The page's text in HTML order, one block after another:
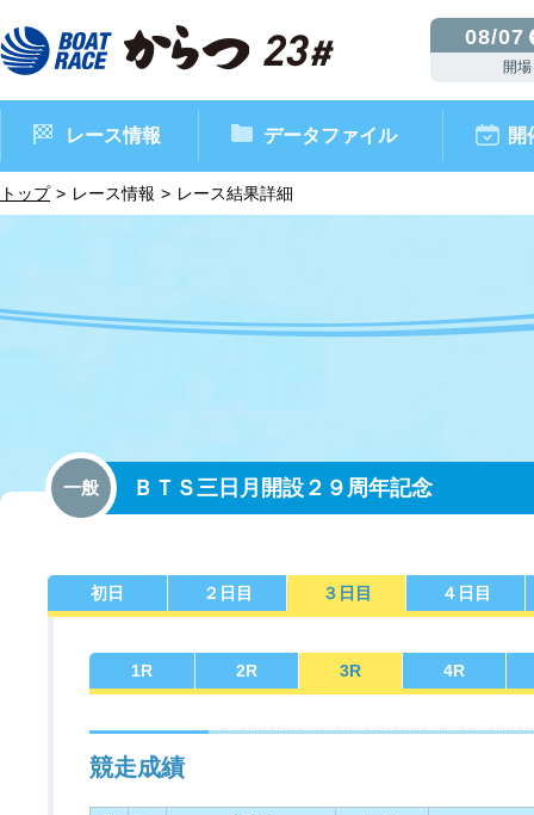
08/07
開場
レース情報
今節の進入コース別成績
データファイル
佐賀支部選手一覧 記念競走優勝選手一覧
開
トップ レース情報 レース結果詳細
一般 ＢＴＳ三日月開設２９周年記念
初日 ２日目 ３日目 ４日目
1R 2R 3R 4R
競走成績